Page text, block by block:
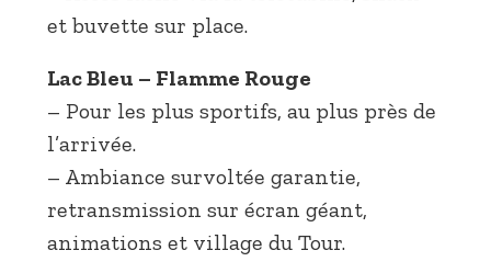
et buvette sur place.
Lac Bleu – Flamme Rouge
– Pour les plus sportifs, au plus près de
l’arrivée.
– Ambiance survoltée garantie,
retransmission sur écran géant,
animations et village du Tour.